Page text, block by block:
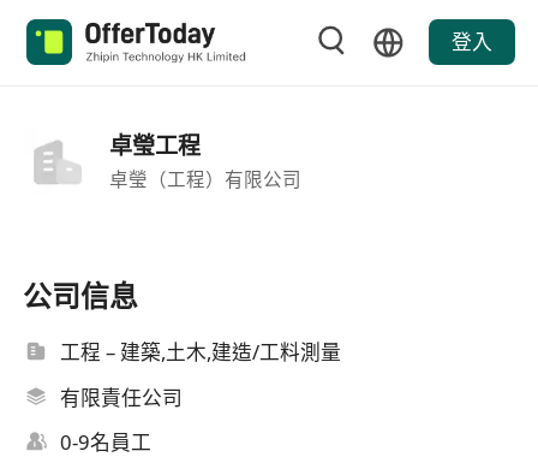
登入
卓瑩工程
卓瑩（工程）有限公司
公司信息
工程 – 建築,土木,建造/工料測量
有限責任公司
0-9名員工